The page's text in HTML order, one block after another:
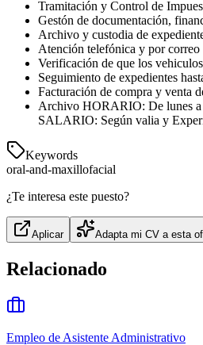
Tramitación y Control de
Gestón de documentación,
Archivo y custodia de
Atención telefónica y por
Verificación de que los
Seguimiento de expedientes
Facturación de compra y venta
Archivo HORARIO: De lunes
SALARIO: Según valia y
Keywords
oral-and-maxillofacial
¿Te interesa este puesto?
Aplicar Adapta mi CV a esta
Relacionado
Empleo de Asistente Administrativo